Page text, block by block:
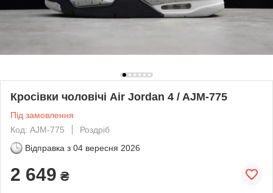
Кросівки чоловічі Air Jordan 4 / AJM-775
Під замовлення
Код: AJM-775
Роздріб
Відправка з 04 вересня 2026
2 649 ₴